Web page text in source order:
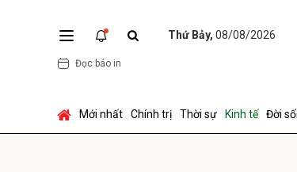
Thứ Bảy, 08/08/2026
Đọc báo in
Mới nhất Chính trị Thời sự Kinh tế Đời